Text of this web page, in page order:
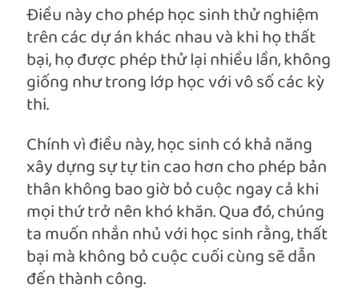
Điều này cho phép học sinh thử nghiệm
trên các dự án khác nhau và khi họ thất
bại, họ được phép thử lại nhiều lần, không
giống như trong lớp học với vô số các kỳ
thi.
Chính vì điều này, học sinh có khả năng
xây dựng sự tự tin cao hơn cho phép bản
thân không bao giờ bỏ cuộc ngay cả khi
mọi thứ trở nên khó khăn. Qua đó, chúng
ta muốn nhắn nhủ với học sinh rằng, thất
bại mà không bỏ cuộc cuối cùng sẽ dẫn
đến thành công.